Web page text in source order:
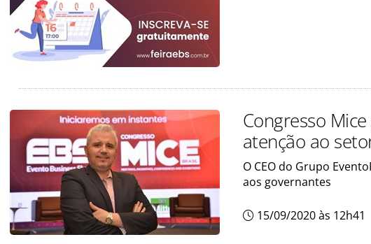
Congresso
atenção ao
O CEO do Grupo
aos governantes
15/09/2020 às 12h41